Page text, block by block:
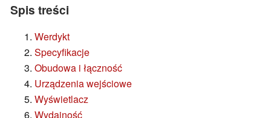
Spis treści
Werdykt
Specyfikacje
Obudowa i łączność
Urządzenia wejściowe
Wyświetlacz
Wydajność